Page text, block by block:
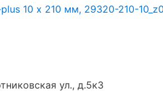
plus 10 х 210 мм, 29320-210-
ул., д.5к3